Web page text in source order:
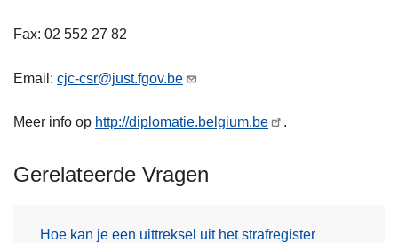
Fax: 02 552 27 82
Email: cjc-csr@just.fgov.be
Meer info op http://diplomatie.belgium.be .
Gerelateerde Vragen
Hoe kan je een uittreksel uit het strafregister